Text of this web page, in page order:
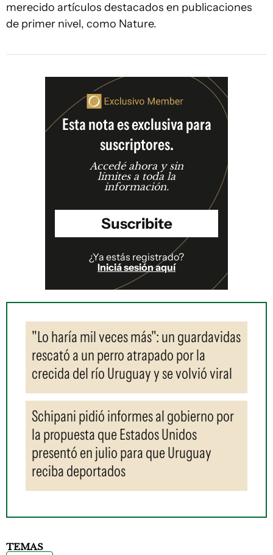
merecido artículos destacados en publicaciones
de primer nivel, como Nature.
Esta nota es exclusiva para
suscriptores.
Accedé ahora y sin
límites a toda la
información.
Suscribite
¿Ya estás registrado?
Iniciá sesión aquí
"Lo haría mil veces más": un guardavidas
rescató a un perro atrapado por la
crecida del río Uruguay y se volvió viral
Schipani pidió informes al gobierno por
la propuesta que Estados Unidos
presentó en julio para que Uruguay
reciba deportados
TEMAS